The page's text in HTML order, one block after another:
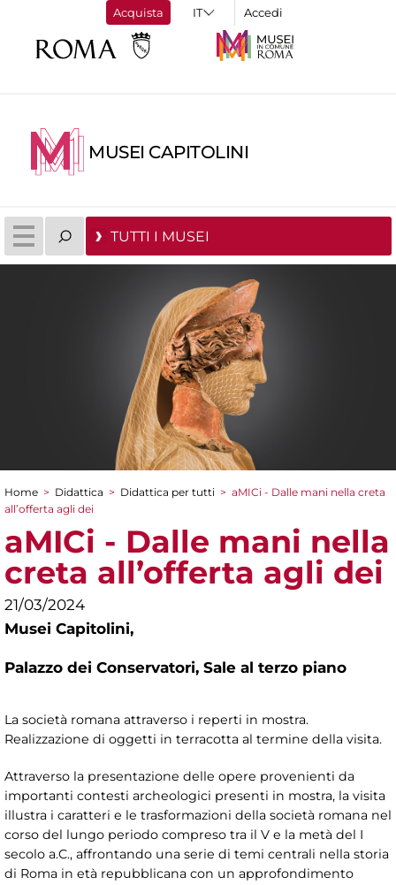
Acquista Accedi
MUSEI CAPITOLINI
TUTTI I MUSEI
Tu sei qui
Home > Didattica > Didattica per tutti > aMICi - Dalle mani nella creta
all’offerta agli dei
aMICi - Dalle mani nella
creta all’offerta agli dei
21/03/2024
Musei Capitolini,
Palazzo dei Conservatori, Sale al terzo piano
La società romana attraverso i reperti in mostra.
Realizzazione di oggetti in terracotta al termine della visita.
Attraverso la presentazione delle opere provenienti da
importanti contesti archeologici presenti in mostra, la visita
illustra i caratteri e le trasformazioni della società romana nel
corso del lungo periodo compreso tra il V e la metà del I
secolo a.C., affrontando una serie di temi centrali nella storia
di Roma in età repubblicana con un approfondimento